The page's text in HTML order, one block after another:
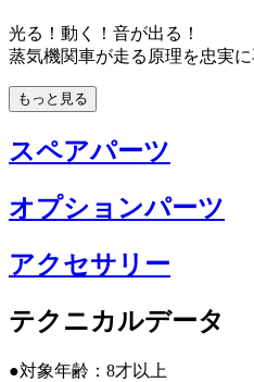
光る！動く！音が出る！
蒸気機関車が走る原理を忠実に
もっと見る
スペアパーツ
オプションパーツ
アクセサリー
テクニカルデータ
●対象年齢：8才以上